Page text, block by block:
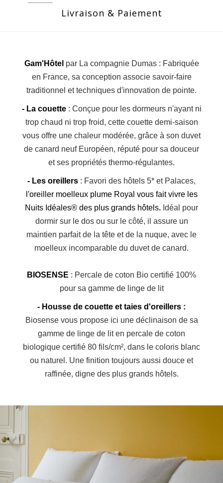
Livraison & Paiement
Gam'Hôtel par La compagnie Dumas : Fabriquée
en France, sa conception associe savoir-faire
traditionnel et techniques d'innovation de pointe.
- La couette : Conçue pour les dormeurs n'ayant ni
trop chaud ni trop froid, cette couette demi-saison
vous offre une chaleur modérée, grâce à son duvet
de canard neuf Européen, réputé pour sa douceur
et ses propriétés thermo-régulantes.
- Les oreillers : Favori des hôtels 5* et Palaces,
l'oreiller moelleux plume Royal vous fait vivre les
Nuits Idéales® des plus grands hôtels. Idéal pour
dormir sur le dos ou sur le côté, il assure un
maintien parfait de la tête et de la nuque, avec le
moelleux incomparable du duvet de canard.
BIOSENSE : Percale de coton Bio certifié 100%
pour sa gamme de linge de lit
- Housse de couette et taies d'oreillers :
Biosense vous propose ici une déclinaison de sa
gamme de linge de lit en percale de coton
biologique certifié 80 fils/cm², dans le coloris blanc
ou naturel. Une finition toujours aussi douce et
raffinée, digne des plus grands hôtels.